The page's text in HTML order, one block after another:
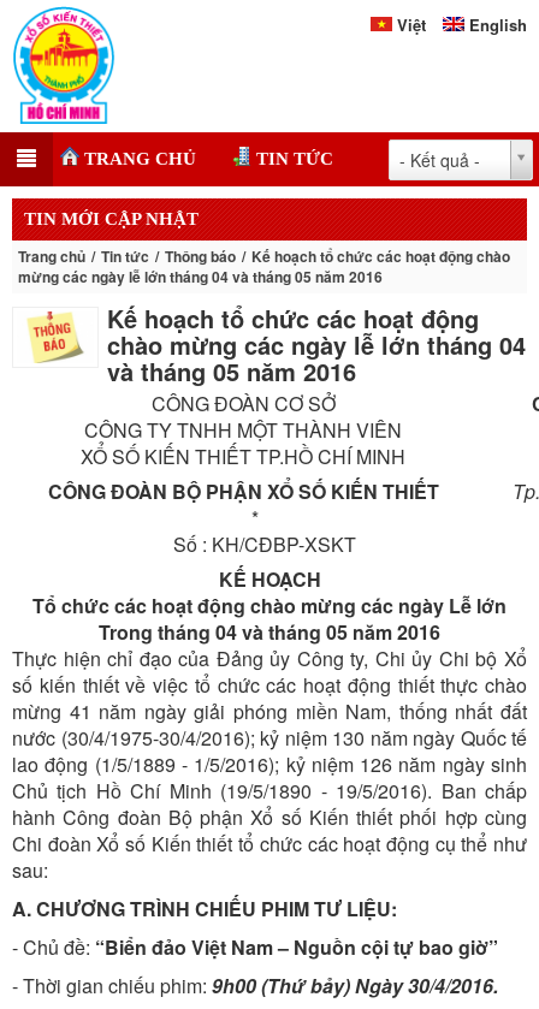
Việt English
TRANG CHỦ TIN TỨC - Kết quả -
TIN MỚI CẬP NHẬT
Trang chủ Tin tức Thông báo
Kế hoạch tổ chức các hoạt động chào
mừng các ngày lễ lớn tháng 04 và tháng 05 năm 2016
Kế hoạch tổ chức các hoạt động
chào mừng các ngày lễ lớn tháng 04
và tháng 05 năm 2016
CÔNG ĐOÀN CƠ SỞ
CÔNG TY TNHH MỘT THÀNH VIÊN
XỔ SỐ KIẾN THIẾT TP.HỒ CHÍ MINH
CÔNG ĐOÀN BỘ PHẬN XỔ SỐ KIẾN THIẾT
*
Số : KH/CĐBP-XSKT
Tp.
KẾ HOẠCH
Tổ chức các hoạt động chào mừng các ngày Lễ lớn
Trong tháng 04 và tháng 05 năm 2016
Thực hiện chỉ đạo của Đảng ủy Công ty, Chi ủy Chi bộ Xổ
số kiến thiết về việc tổ chức các hoạt động thiết thực chào
mừng 41 năm ngày giải phóng miền Nam, thống nhất đất
nước (30/4/1975-30/4/2016); kỷ niệm 130 năm ngày Quốc tế
lao động (1/5/1889 - 1/5/2016); kỷ niệm 126 năm ngày sinh
Chủ tịch Hồ Chí Minh (19/5/1890 - 19/5/2016). Ban chấp
hành Công đoàn Bộ phận Xổ số Kiến thiết phối hợp cùng
Chi đoàn Xổ số Kiến thiết tổ chức các hoạt động cụ thể như
sau:
A. CHƯƠNG TRÌNH CHIẾU PHIM TƯ LIỆU:
- Chủ đề: “Biển đảo Việt Nam – Nguồn cội tự bao giờ”
- Thời gian chiếu phim: 9h00 (Thứ bảy) Ngày 30/4/2016.